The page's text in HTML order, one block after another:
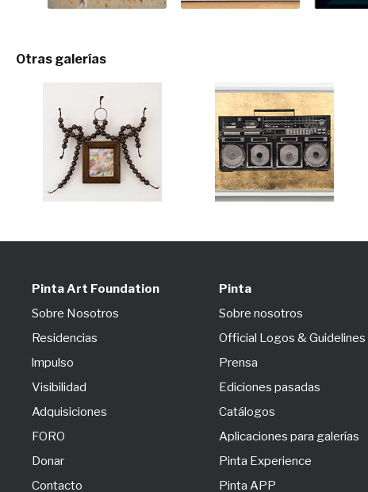
Otras galerías
Pinta Art Foundation
Sobre Nosotros
Residencias
lmpulso
Visibilidad
Adquisiciones
FORO
Donar
Contacto
Pinta
Sobre nosotros
Official Logos & Guidelines
Prensa
Ediciones pasadas
Catálogos
Aplicaciones para galerías
Pinta Experience
Pinta APP